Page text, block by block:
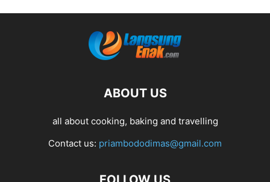
ABOUT US
all about cooking, baking and travelling
Contact us: priambododimas@gmail.com